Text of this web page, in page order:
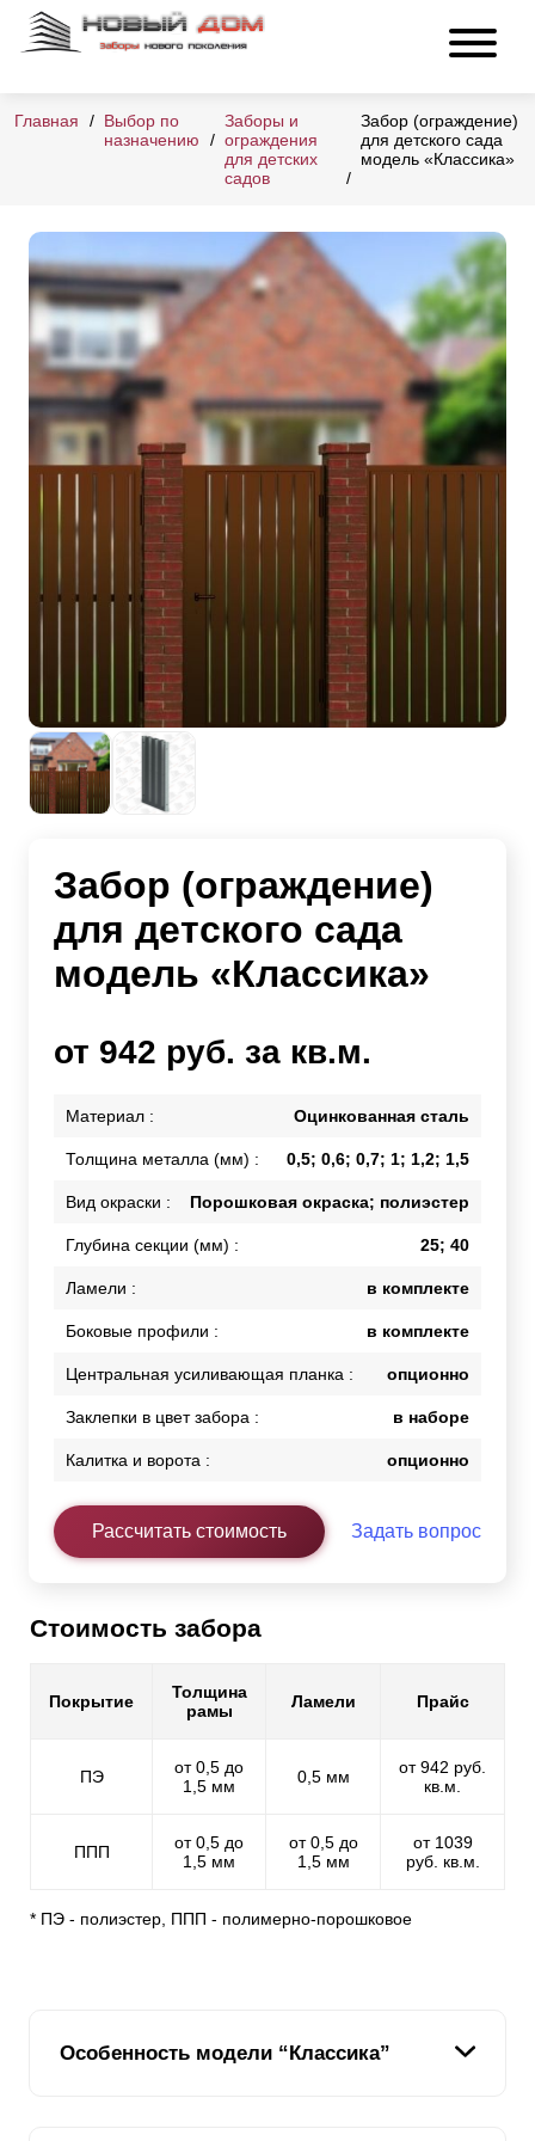
Главная
Выбор по
назначению
Заборы и
ограждения
для детских
садов
Забор (ограждение)
для детского сада
модель «Классика»
Забор (ограждение)
для детского сада
модель «Классика»
от 942 руб. за кв.м.
Материал : Оцинкованная сталь
Толщина металла (мм) : 0,5; 0,6; 0,7; 1; 1,2; 1,5
Вид окраски : Порошковая окраска; полиэстер
Глубина секции (мм) : 25; 40
Ламели : в комплекте
Боковые профили : в комплекте
Центральная усиливающая планка : опционно
Заклепки в цвет забора : в наборе
Калитка и ворота : опционно
Рассчитать стоимость Задать вопрос
Стоимость забора
Покрытие
Толщина
рамы
Ламели Прайс
ПЭ
от 0,5 до
1,5 мм
0,5 мм
от 942 руб.
кв.м.
ППП
от 0,5 до
1,5 мм
от 0,5 до
1,5 мм
от 1039
руб. кв.м.
* ПЭ - полиэстер, ППП - полимерно-порошковое
Особенность модели “Классика”